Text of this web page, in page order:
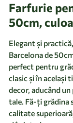
Farfurie
50cm,
Elegant și
Barcelona de
perfect pentru
clasic și în același
decor, aducând un
tale. Fă-ți grădina
calitate